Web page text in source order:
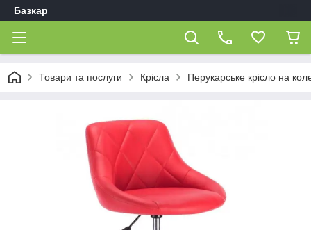
Базкар
Товари та послуги Крісла Перукарське крісло на